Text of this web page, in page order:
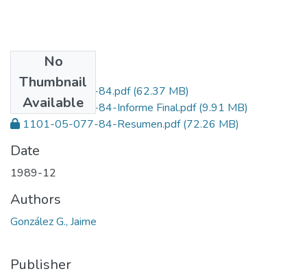
No
Thumbnail
Available
1101-05-077-84.pdf(62.37 MB)
1101-05-077-84-Informe Final.pdf(9.91 MB)
1101-05-077-84-Resumen.pdf(72.26 MB)
Date
1989-12
Authors
González G., Jaime
Publisher